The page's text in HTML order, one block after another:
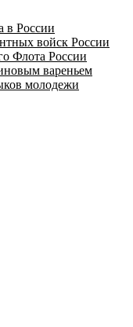
в России
войск России
Флота России
вареньем
молодежи